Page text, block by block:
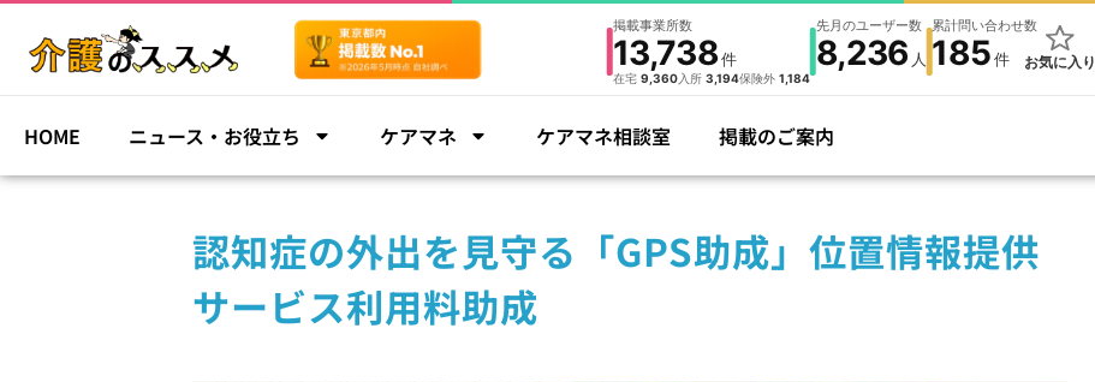
掲載事業所数
13,738件
在宅 9,360入所 3,194保険外 1,184
先月のユーザー数
8,236 人
累計問い合わせ数
185件 お気に入り
HOME ニュース・お役立ち ケアマネ ケアマネ相談室 掲載のご案内
認知症の外出を見守る「GPS助成」位置情報提供
サービス利用料助成